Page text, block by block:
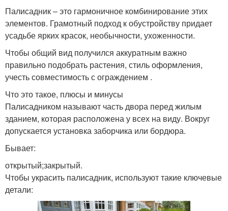
Палисадник ‒ это гармоничное комбинирование этих
элементов. Грамотный подход к обустройству придает
усадьбе ярких красок, необычности, ухоженности.
Чтобы общий вид получился аккуратным важно
правильно подобрать растения, стиль оформления,
учесть совместимость с ограждением .
Что это такое, плюсы и минусы
Палисадником называют часть двора перед жилым
зданием, которая расположена у всех на виду. Вокруг
допускается установка заборчика или бордюра.
Бывает:
открытый;закрытый.
Чтобы украсить палисадник, используют такие ключевые
детали: